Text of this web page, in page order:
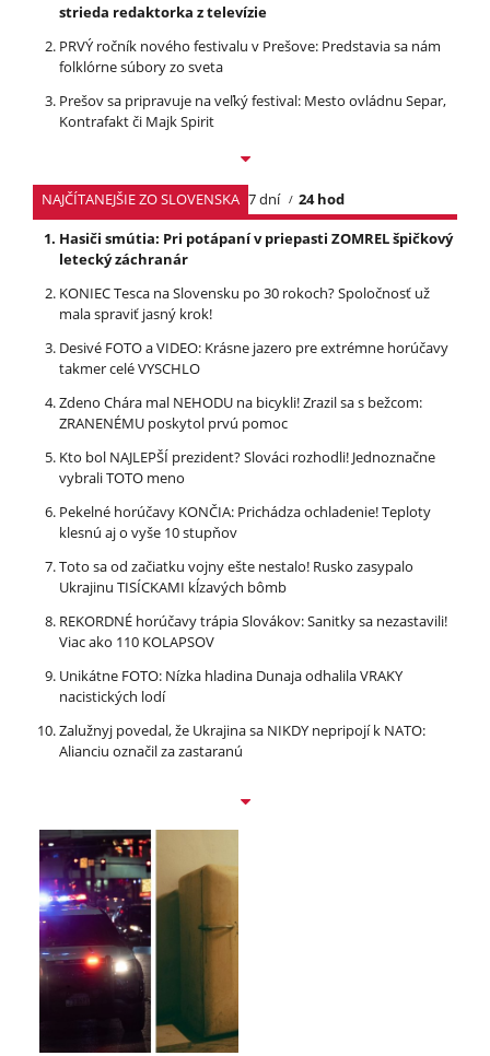
strieda redaktorka z televízie
PRVÝ ročník nového festivalu v Prešove: Predstavia sa nám
folklórne súbory zo sveta
Prešov sa pripravuje na veľký festival: Mesto ovládnu Separ,
Kontrafakt či Majk Spirit
NAJČÍTANEJŠIE ZO SLOVENSKA 7 dní
24 hod
Hasiči smútia: Pri potápaní v priepasti ZOMREL špičkový
letecký záchranár
KONIEC Tesca na Slovensku po 30 rokoch? Spoločnosť už
mala spraviť jasný krok!
Desivé FOTO a VIDEO: Krásne jazero pre extrémne horúčavy
takmer celé VYSCHLO
Zdeno Chára mal NEHODU na bicykli! Zrazil sa s bežcom:
ZRANENÉMU poskytol prvú pomoc
Kto bol NAJLEPŠÍ prezident? Slováci rozhodli! Jednoznačne
vybrali TOTO meno
Pekelné horúčavy KONČIA: Prichádza ochladenie! Teploty
klesnú aj o vyše 10 stupňov
Toto sa od začiatku vojny ešte nestalo! Rusko zasypalo
Ukrajinu TISÍCKAMI kĺzavých bômb
REKORDNÉ horúčavy trápia Slovákov: Sanitky sa nezastavili!
Viac ako 110 KOLAPSOV
Unikátne FOTO: Nízka hladina Dunaja odhalila VRAKY
nacistických lodí
Zalužnyj povedal, že Ukrajina sa NIKDY nepripojí k NATO:
Alianciu označil za zastaranú